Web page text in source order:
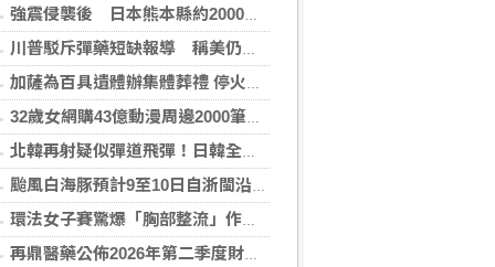
強震侵襲後 日本熊本縣約2000處農業基礎設施受損
川普駁斥彈藥短缺報導 稱美仍有大量庫存
加薩為百具遺體辦集體葬禮 停火卡關重建前景未明
32歲女網購43億動漫周邊2000筆惡意棄單 被捕急喊：壓力太大
北韓再射疑似彈道飛彈！日韓全面警戒 日本急設危機應變小組
颱風白海豚預計9至10日自浙閩沿海登陸中國
環法女子賽驚爆「胸部整流」作弊！改造胸型竟能左右勝負 冬奧陰莖門再被翻出
再鼎醫藥公佈2026年第二季度財務業績及近期公司進展